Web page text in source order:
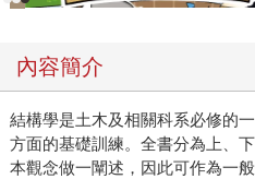
內容簡介
結構學是土木及相關科系必修的
方面的基礎訓練。全書分為上、
本觀念做一闡述，因此可作為一